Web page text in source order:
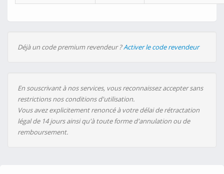
Déjà un code premium revendeur ?Activer le code revendeur
En souscrivant à nos services, vous reconnaissez accepter sans
restrictions nos conditions d'utilisation.
Vous avez explicitement renoncé à votre délai de rétractation
légal de 14 jours ainsi qu'à toute forme d'annulation ou de
remboursement.